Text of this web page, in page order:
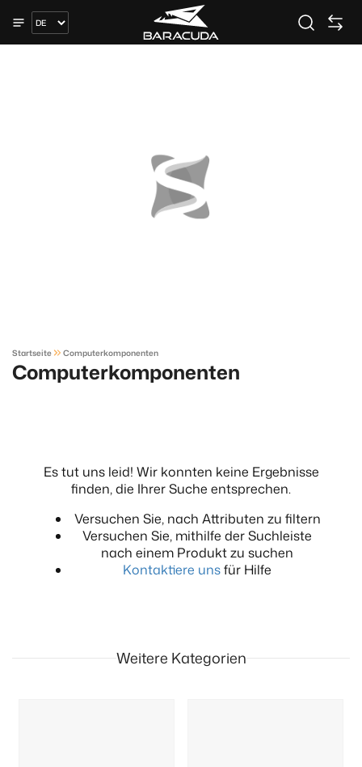
Startseite Computerkomponenten
Computerkomponenten
Es tut uns leid! Wir konnten keine Ergebnisse
finden, die Ihrer Suche entsprechen.
Versuchen Sie, nach Attributen zu filtern
Versuchen Sie, mithilfe der Suchleiste
nach einem Produkt zu suchen
Kontaktiere unsfür Hilfe
Weitere Kategorien